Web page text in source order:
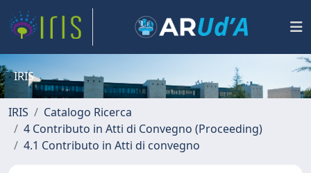
IRIS
IRIS
Catalogo Ricerca
4 Contributo in Atti di Convegno (Proceeding)
4.1 Contributo in Atti di convegno